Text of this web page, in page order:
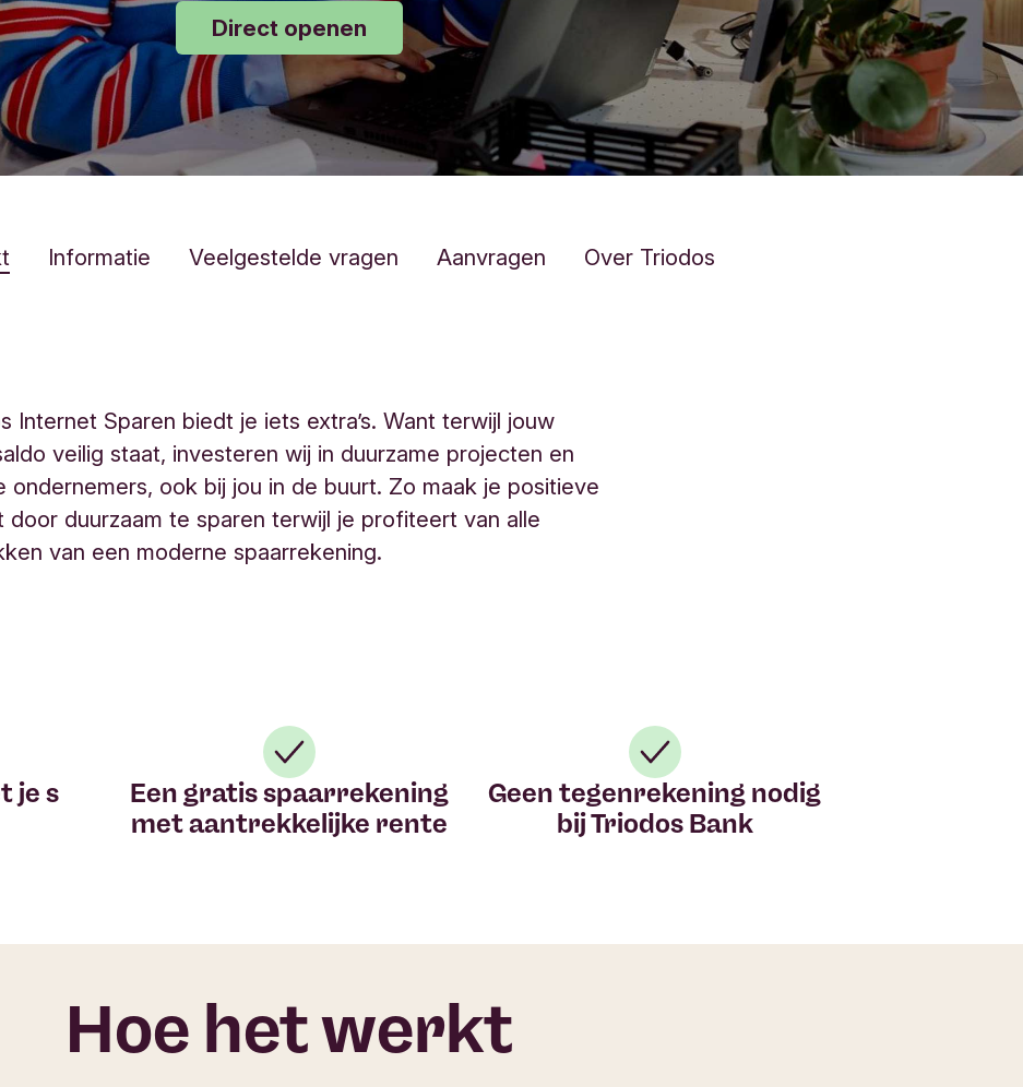
Direct openen
Informatie Veelgestelde vragen Aanvragen Over Triodos
Internet Sparen biedt je iets extra’s. Want terwijl jouw
veilig staat, investeren wij in duurzame projecten en
ondernemers, ook bij jou in de buurt. Zo maak je positieve
door duurzaam te sparen terwijl je profiteert van alle
van een moderne spaarrekening.
W
h
y
i
d
o
je s​​​​​​​
Een gratis spaarrekening
met aantrekkelijke rente
Geen tegenrekening nodig
bij Triodos Bank
Hoe het werkt